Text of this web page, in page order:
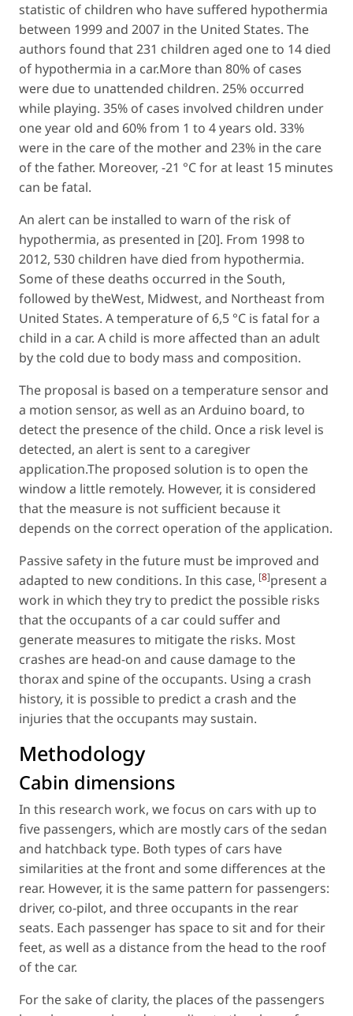
statistic of children who have suffered hypothermia
between 1999 and 2007 in the United States. The
authors found that 231 children aged one to 14 died
of hypothermia in a car.More than 80% of cases
were due to unattended children. 25% occurred
while playing. 35% of cases involved children under
one year old and 60% from 1 to 4 years old. 33%
were in the care of the mother and 23% in the care
of the father. Moreover, -21 °C for at least 15 minutes
can be fatal.
An alert can be installed to warn of the risk of
hypothermia, as presented in [20]. From 1998 to
2012, 530 children have died from hypothermia.
Some of these deaths occurred in the South,
followed by theWest, Midwest, and Northeast from
United States. A temperature of 6,5 °C is fatal for a
child in a car. A child is more affected than an adult
by the cold due to body mass and composition.
The proposal is based on a temperature sensor and
a motion sensor, as well as an Arduino board, to
detect the presence of the child. Once a risk level is
detected, an alert is sent to a caregiver
application.The proposed solution is to open the
window a little remotely. However, it is considered
that the measure is not sufficient because it
depends on the correct operation of the application.
Passive safety in the future must be improved and
adapted to new conditions. In this case, [8]present a
work in which they try to predict the possible risks
that the occupants of a car could suffer and
generate measures to mitigate the risks. Most
crashes are head-on and cause damage to the
thorax and spine of the occupants. Using a crash
history, it is possible to predict a crash and the
injuries that the occupants may sustain.
Methodology
Cabin dimensions
In this research work, we focus on cars with up to
five passengers, which are mostly cars of the sedan
and hatchback type. Both types of cars have
similarities at the front and some differences at the
rear. However, it is the same pattern for passengers:
driver, co-pilot, and three occupants in the rear
seats. Each passenger has space to sit and for their
feet, as well as a distance from the head to the roof
of the car.
For the sake of clarity, the places of the passengers